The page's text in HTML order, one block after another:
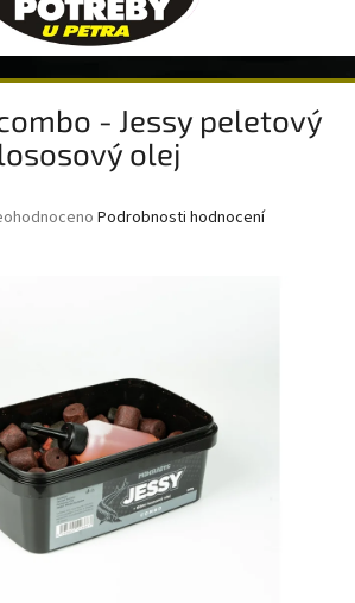
- Jessy peletový
olej
Podrobnosti hodnocení